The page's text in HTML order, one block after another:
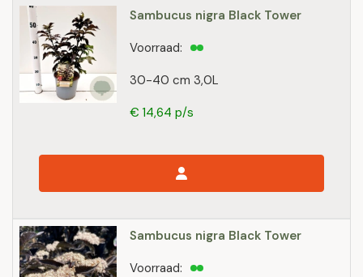
Sambucus nigra Black Tower
30-40 cm 3,0L
Voorraad:
€ 14,64 p/s
Sambucus nigra Black Tower
Voorraad: